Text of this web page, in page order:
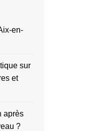
en-
sur
et
après
?